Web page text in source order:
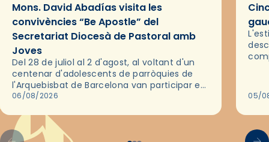
Mons. David Abadías visita les
convivències “Be Apostle” del
Secretariat Diocesà de Pastoral amb
Joves
Del 28 de juliol al 2 d'agost, al voltant d'un
centenar d'adolescents de parròquies de
l'Arquebisbat de Barcelona van participar en
les convivències Be Apostle, organitzades
06/08/2026 05/